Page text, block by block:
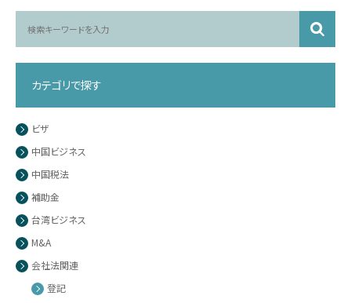
カテゴリで探す
ビザ
中国ビジネス
中国税法
補助金
台湾ビジネス
M&A
会社法関連
登記